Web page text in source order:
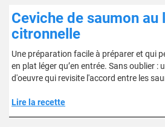
Ceviche de saumon
citronnelle
Une préparation facile à préparer et qui
en plat léger qu’en entrée. Sans oublier :
d'oeuvre qui revisite l'accord entre les
Lire la recette